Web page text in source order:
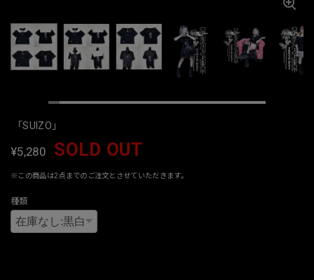
「SUIZO」
¥5,280 SOLD OUT
※この商品は2点までのご注文とさせていただきます。
種類